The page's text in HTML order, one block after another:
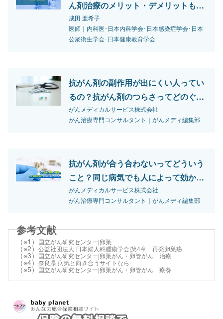
ん剤治療のメリット・デメリットも解
説
成田 亜希子
医師｜内科医･日本内科学会･日本感染症学会･日本
公衆衛生学会･日本健康教育学会
抗がん剤の副作用が出にくい人ってい
るの？抗がん剤のつらさってどのぐら
い？
がんメディカルサービス株式会社
がん治療専門コンサルタント｜がんメディ編集部
抗がん剤が合う合わないってどういう
こと？同じ病気でも人によって効かな
い薬がある？
がんメディカルサービス株式会社
がん治療専門コンサルタント｜がんメディ編集部
（※1） 国立がん研究センター|卵巣
（※2） 公益社団法人 日本婦人科腫瘍学会|第4章 再発卵巣癌
（※3） 国立がん研究センター|卵巣がん・卵管がん 治療
（※4） 奈良県|病気と向き合うサイトなら
（※5） 国立がん研究センター|卵巣がん・卵管がん 療養